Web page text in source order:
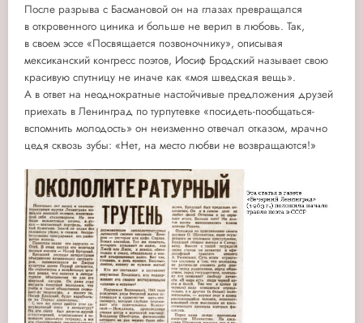
После разрыва с Басмановой он на глазах превращался
в откровенного циника и больше не верил в любовь. Так,
в своем эссе «Посвящается позвоночнику», описывая
мексиканский конгресс поэтов, Иосиф Бродский называет свою
красивую спутницу не иначе как «моя шведская вещь».
А в ответ на неоднократные настойчивые предложения друзей
приехать в Ленинград по турпутевке «посидеть-пообщаться-
вспомнить молодость» он неизменно отвечал отказом, мрачно
цедя сквозь зубы: «Нет, на место любви не возвращаются!»